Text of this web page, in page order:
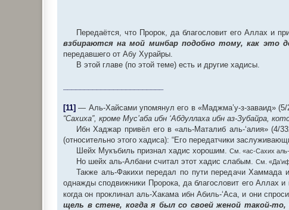
Передаётся, что Пророк, да благословит его Аллах и
взбираются на мой минбар подобно тому, как это
передавшего от Абу Хурайры.
В этой главе (по этой теме) есть и другие хадисы.
[11] — Аль-Хайсами упомянул его в «Маджма’у-з-заваид»
“Сахиха”, кроме Мус’аба ибн ‘Абдуллаха ибн аз-Зубайра,
Ибн Хаджар привёл его в «аль-Маталиб аль-‘алия» (4/
(относительно этого хадиса): “Его передатчики
Шейх Мукъбиль признал хадис хорошим. См. «ас-Сахих
Но шейх аль-Албани считал этот хадис слабым. См.
Также аль-Факихи передал по пути передачи Хаммада
однажды сподвижники Пророка, да благословит его Аллах и
когда он проклинал аль-Хакама ибн Абиль-‘Аса, и они
щель в стене, когда я был со своей женой такой-то,